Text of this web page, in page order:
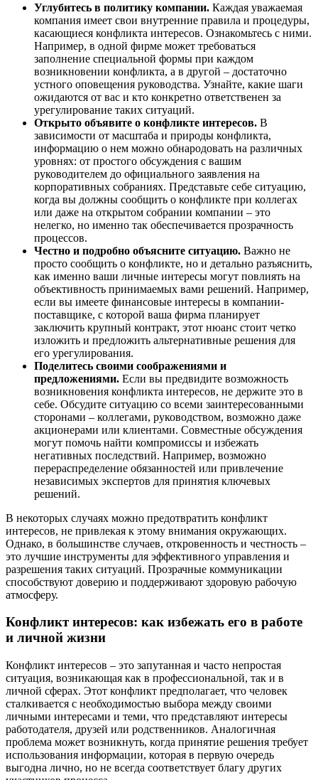
Углубитесь в политику компании. Каждая уважаемая
компания имеет свои внутренние правила и процедуры,
касающиеся конфликта интересов. Ознакомьтесь с ними.
Например, в одной фирме может требоваться
заполнение специальной формы при каждом
возникновении конфликта, а в другой – достаточно
устного оповещения руководства. Узнайте, какие шаги
ожидаются от вас и кто конкретно ответственен за
урегулирование таких ситуаций.
Открыто объявите о конфликте интересов. В
зависимости от масштаба и природы конфликта,
информацию о нем можно обнародовать на различных
уровнях: от простого обсуждения с вашим
руководителем до официального заявления на
корпоративных собраниях. Представьте себе ситуацию,
когда вы должны сообщить о конфликте при коллегах
или даже на открытом собрании компании – это
нелегко, но именно так обеспечивается прозрачность
процессов.
Честно и подробно объясните ситуацию. Важно не
просто сообщить о конфликте, но и детально разъяснить,
как именно ваши личные интересы могут повлиять на
объективность принимаемых вами решений. Например,
если вы имеете финансовые интересы в компании-
поставщике, с которой ваша фирма планирует
заключить крупный контракт, этот нюанс стоит четко
изложить и предложить альтернативные решения для
его урегулирования.
Поделитесь своими соображениями и
предложениями. Если вы предвидите возможность
возникновения конфликта интересов, не держите это в
себе. Обсудите ситуацию со всеми заинтересованными
сторонами – коллегами, руководством, возможно даже
акционерами или клиентами. Совместные обсуждения
могут помочь найти компромиссы и избежать
негативных последствий. Например, возможно
перераспределение обязанностей или привлечение
независимых экспертов для принятия ключевых
решений.
В некоторых случаях можно предотвратить конфликт
интересов, не привлекая к этому внимания окружающих.
Однако, в большинстве случаев, откровенность и честность –
это лучшие инструменты для эффективного управления и
разрешения таких ситуаций. Прозрачные коммуникации
способствуют доверию и поддерживают здоровую рабочую
атмосферу.
Конфликт интересов: как избежать его в работе
и личной жизни
Конфликт интересов – это запутанная и часто непростая
ситуация, возникающая как в профессиональной, так и в
личной сферах. Этот конфликт предполагает, что человек
сталкивается с необходимостью выбора между своими
личными интересами и теми, что представляют интересы
работодателя, друзей или родственников. Аналогичная
проблема может возникнуть, когда принятие решения требует
использования информации, которая в первую очередь
выгодна лично, но не всегда соответствует благу других